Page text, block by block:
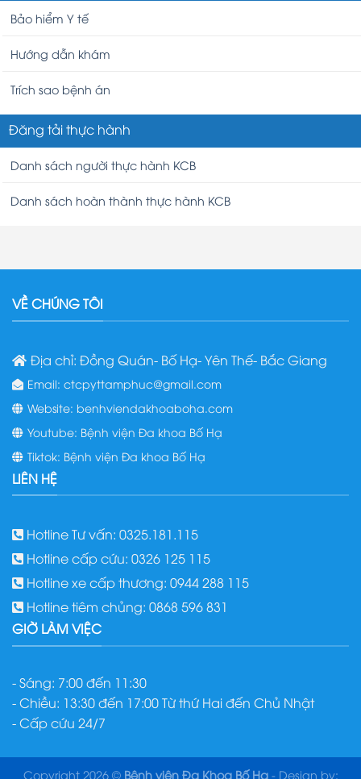
Bảo hiểm Y tế
Hướng dẫn khám
Trích sao bệnh án
Đăng tải thực hành
Danh sách người thực hành KCB
Danh sách hoàn thành thực hành KCB
VỀ CHÚNG TÔI
Địa chỉ: Đồng Quán- Bố Hạ- Yên Thế- Bắc Giang
Email: ctcpyttamphuc@gmail.com
Website: benhviendakhoaboha.com
Youtube: Bệnh viện Đa khoa Bố Hạ
Tiktok: Bệnh viện Đa khoa Bố Hạ
LIÊN HỆ
Hotline Tư vấn: 0325.181.115
Hotline cấp cứu: 0326 125 115
Hotline xe cấp thương: 0944 288 115
Hotline tiêm chủng: 0868 596 831
GIỜ LÀM VIỆC
- Sáng: 7:00 đến 11:30
- Chiều: 13:30 đến 17:00 Từ thứ Hai đến Chủ Nhật
- Cấp cứu 24/7
Copyright 2026 © Bệnh viện Đa Khoa Bố Hạ- Design by: